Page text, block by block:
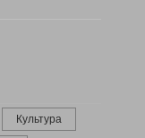
Культура